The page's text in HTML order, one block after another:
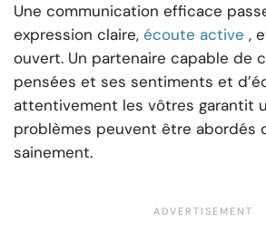
Une communication efficace
expression claire, écoute active ,
ouvert. Un partenaire capable de
pensées et ses sentiments et
attentivement les vôtres garantit
problèmes peuvent être abordés
sainement.